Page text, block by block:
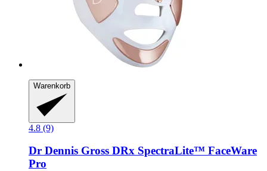
Warenkorb
4.8 (9)
Dr Dennis Gross DRx SpectraLite™ FaceWare
Pro